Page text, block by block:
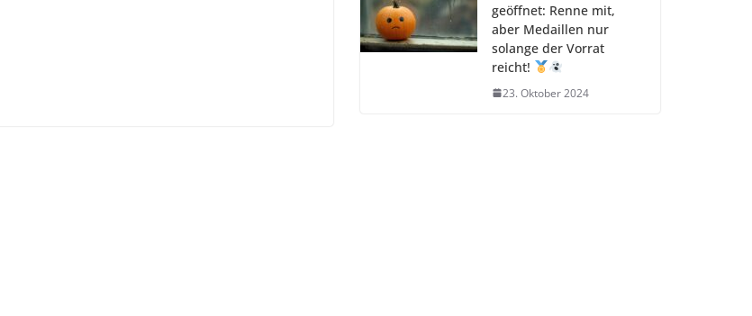
geöffnet: Renne mit,
aber Medaillen nur
solange der Vorrat
reicht!
23. Oktober 2024